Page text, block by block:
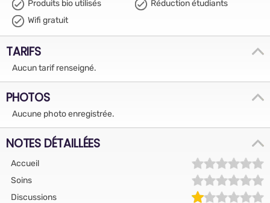
Produits bio utilisés
Réduction étudiants
Wifi gratuit
TARIFS
Aucun tarif renseigné.
PHOTOS
Aucune photo enregistrée.
NOTES DÉTAILLÉES
Accueil
Soins
Discussions